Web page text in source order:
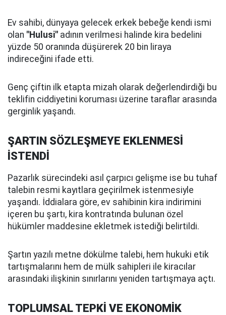
Ev sahibi, dünyaya gelecek erkek bebeğe kendi ismi
olan "Hulusi" adının verilmesi halinde kira bedelini
yüzde 50 oranında düşürerek 20 bin liraya
indireceğini ifade etti.
Genç çiftin ilk etapta mizah olarak değerlendirdiği bu
teklifin ciddiyetini koruması üzerine taraflar arasında
gerginlik yaşandı.
ŞARTIN SÖZLEŞMEYE EKLENMESİ
İSTENDİ
Pazarlık sürecindeki asıl çarpıcı gelişme ise bu tuhaf
talebin resmi kayıtlara geçirilmek istenmesiyle
yaşandı. İddialara göre, ev sahibinin kira indirimini
içeren bu şartı, kira kontratında bulunan özel
hükümler maddesine ekletmek istediği belirtildi.
Şartın yazılı metne dökülme talebi, hem hukuki etik
tartışmalarını hem de mülk sahipleri ile kiracılar
arasındaki ilişkinin sınırlarını yeniden tartışmaya açtı.
TOPLUMSAL TEPKİ VE EKONOMİK